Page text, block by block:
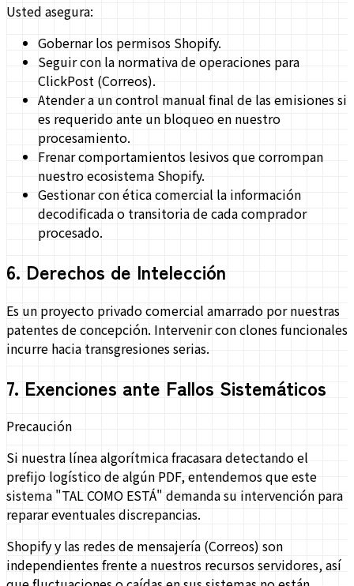
Usted asegura:
Gobernar los permisos Shopify.
Seguir con la normativa de operaciones para
ClickPost (Correos).
Atender a un control manual final de las emisiones si
es requerido ante un bloqueo en nuestro
procesamiento.
Frenar comportamientos lesivos que corrompan
nuestro ecosistema Shopify.
Gestionar con ética comercial la información
decodificada o transitoria de cada comprador
procesado.
6. Derechos de Intelección
Es un proyecto privado comercial amarrado por nuestras
patentes de concepción. Intervenir con clones funcionales
incurre hacia transgresiones serias.
7. Exenciones ante Fallos Sistemáticos
Precaución
Si nuestra línea algorítmica fracasara detectando el
prefijo logístico de algún PDF, entendemos que este
sistema "TAL COMO ESTÁ" demanda su intervención para
reparar eventuales discrepancias.
Shopify y las redes de mensajería (Correos) son
independientes frente a nuestros recursos servidores, así